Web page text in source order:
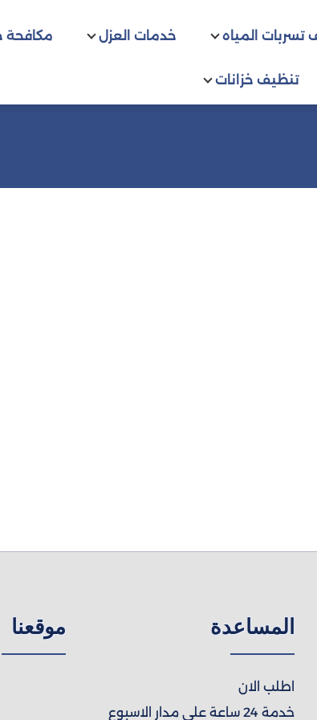
المياه خدمات العزل مكافحة
تنظيف خزانات
المساعدة
اطلب الان
خدمة 24 ساعة علي مدار الاسبوع
موقعنا